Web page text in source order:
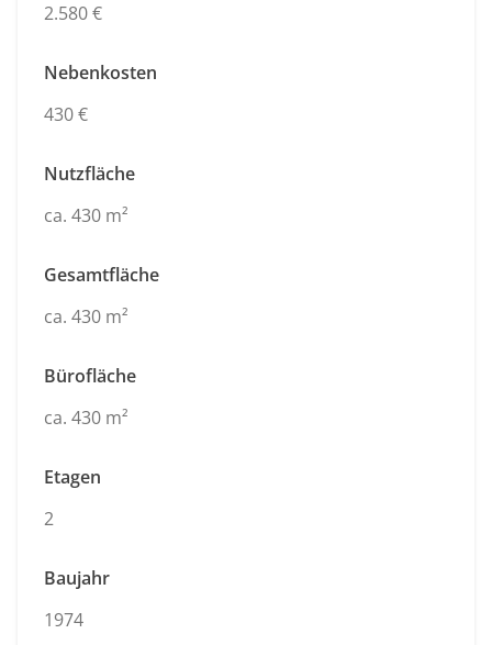
2.580 €
Nebenkosten
430 €
Nutzfläche
ca. 430 m²
Gesamtfläche
ca. 430 m²
Bürofläche
ca. 430 m²
Etagen
2
Baujahr
1974